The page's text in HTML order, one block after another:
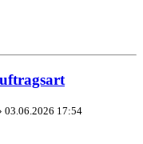
03.06.2026 17:54